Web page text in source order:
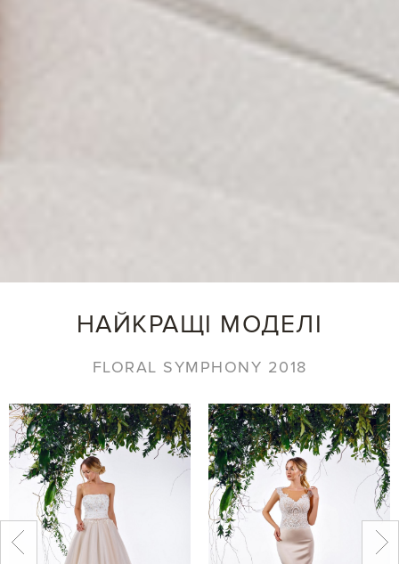
НАЙКРАЩІ МОДЕЛІ
FLORAL SYMPHONY 2018